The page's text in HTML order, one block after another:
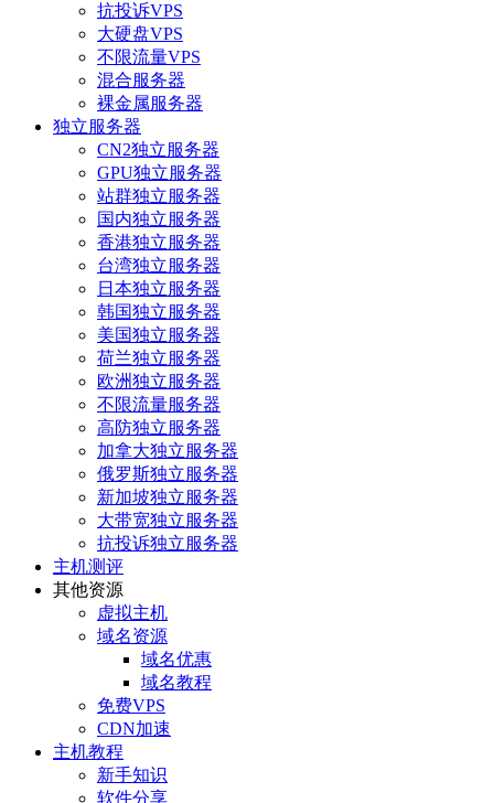
抗投诉VPS
大硬盘VPS
不限流量VPS
混合服务器
裸金属服务器
独立服务器
CN2独立服务器
GPU独立服务器
站群独立服务器
国内独立服务器
香港独立服务器
台湾独立服务器
日本独立服务器
韩国独立服务器
美国独立服务器
荷兰独立服务器
欧洲独立服务器
不限流量服务器
高防独立服务器
加拿大独立服务器
俄罗斯独立服务器
新加坡独立服务器
大带宽独立服务器
抗投诉独立服务器
主机测评
其他资源
虚拟主机
域名资源
域名优惠
域名教程
免费VPS
CDN加速
主机教程
新手知识
软件分享